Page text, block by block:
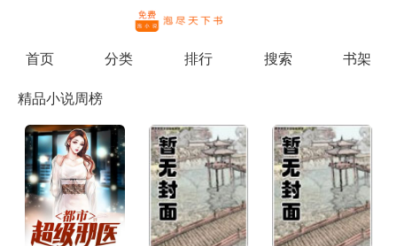
首页
分类 排行 搜索 书架
精品小说周榜